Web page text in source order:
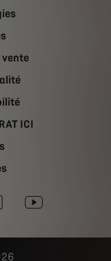
vente
ICI